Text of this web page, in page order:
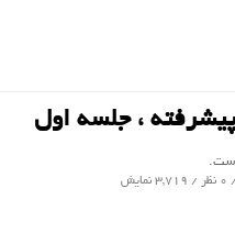
، جلسه اول
/ 0 نظر / 3,719 نمایش